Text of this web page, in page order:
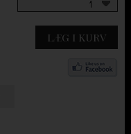
1
LÆG I KURV